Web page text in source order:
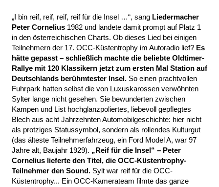
„I bin reif, reif, reif, reif für die Insel …“, sang Liedermacher
Peter Cornelius 1982 und landete damit prompt auf Platz 1
in den österreichischen Charts. Ob dieses Lied bei einigen
Teilnehmern der 17. OCC-Küstentrophy im Autoradio lief? Es
hätte gepasst – schließlich machte die beliebte Oldtimer-
Rallye mit 120 Klassikern jetzt zum ersten Mal Station auf
Deutschlands berühmtester Insel. So einen prachtvollen
Fuhrpark hatten selbst die von Luxuskarossen verwöhnten
Sylter lange nicht gesehen. Sie bewunderten zwischen
Kampen und List hochglanzpoliertes, liebevoll gepflegtes
Blech aus acht Jahrzehnten Automobilgeschichte: hier nicht
als protziges Statussymbol, sondern als rollendes Kulturgut
(das älteste Teilnehmerfahrzeug, ein Ford Model A, war 97
Jahre alt, Baujahr 1929). „Reif für die Insel“ – Peter
Cornelius lieferte den Titel, die OCC-Küstentrophy-
Teilnehmer den Sound. Sylt war reif für die OCC-
Küstentrophy... Ein OCC-Kamerateam filmte das ganze